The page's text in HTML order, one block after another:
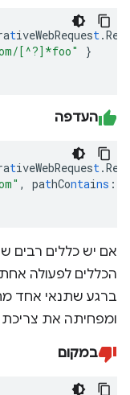
tiveWebRequest
[^?]*foo"
}
העדפה
tiveWebRequest
, pathContains :
אם יש כללים רבים
הכללים לפעולה
ברגע שתנאי אחד
ומפחיתה את צריכת
במקום